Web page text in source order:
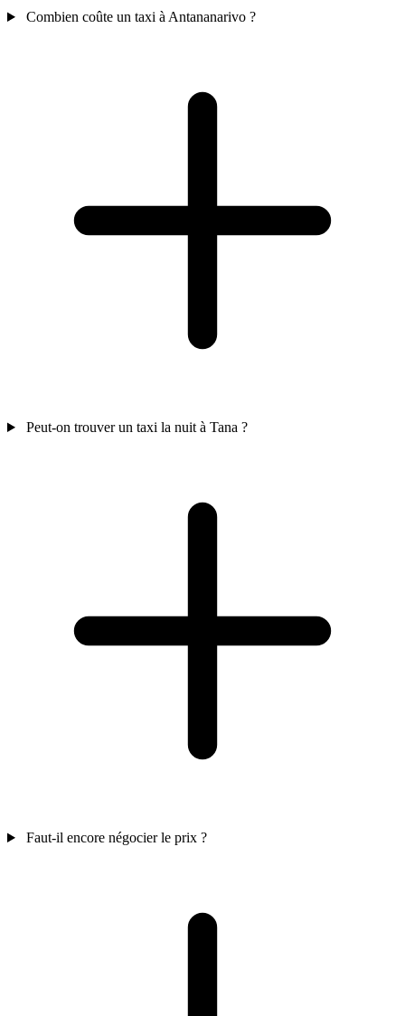
Combien coûte un taxi à Antananarivo ?
Peut-on trouver un taxi la nuit à Tana ?
Faut-il encore négocier le prix ?